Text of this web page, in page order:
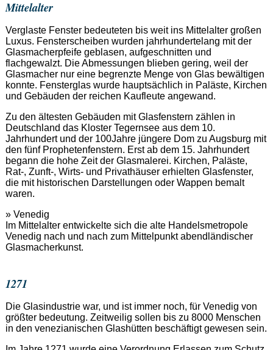
Mittelalter
Verglaste Fenster bedeuteten bis weit ins Mittelalter großen
Luxus. Fensterscheiben wurden jahrhundertelang mit der
Glasmacherpfeife geblasen, aufgeschnitten und
flachgewalzt. Die Abmessungen blieben gering, weil der
Glasmacher nur eine begrenzte Menge von Glas bewältigen
konnte. Fensterglas wurde hauptsächlich in Paläste, Kirchen
und Gebäuden der reichen Kaufleute angewand.
Zu den ältesten Gebäuden mit Glasfenstern zählen in
Deutschland das Kloster Tegernsee aus dem 10.
Jahrhundert und der 100Jahre jüngere Dom zu Augsburg mit
den fünf Prophetenfenstern. Erst ab dem 15. Jahrhundert
begann die hohe Zeit der Glasmalerei. Kirchen, Paläste,
Rat-, Zunft-, Wirts- und Privathäuser erhielten Glasfenster,
die mit historischen Darstellungen oder Wappen bemalt
waren.
» Venedig
Im Mittelalter entwickelte sich die alte Handelsmetropole
Venedig nach und nach zum Mittelpunkt abendländischer
Glasmacherkunst.
1271
Die Glasindustrie war, und ist immer noch, für Venedig von
größter bedeutung. Zeitweilig sollen bis zu 8000 Menschen
in den venezianischen Glashütten beschäftigt gewesen sein.